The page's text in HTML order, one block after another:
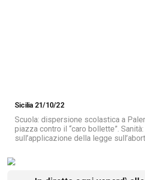
Sicilia 21/10/22
Scuola: dispersione scolastica a
piazza contro il “caro bollette”.
sull’applicazione della legge